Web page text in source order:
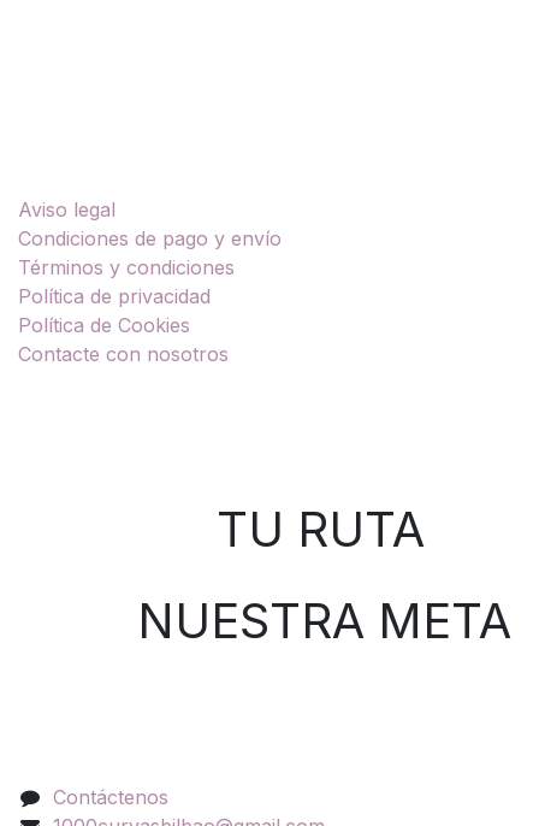
Aviso legal
Condiciones de pago y envío
Términos y condiciones
Política de privacidad
Política de Cookies
Contacte con nosotros
TU RUTA
NUESTRA META
Contáctenos